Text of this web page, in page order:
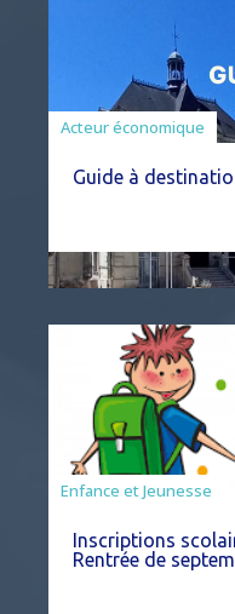
Acteur économique
Guide à
Enfance et Jeunesse
Inscriptions
Rentrée de